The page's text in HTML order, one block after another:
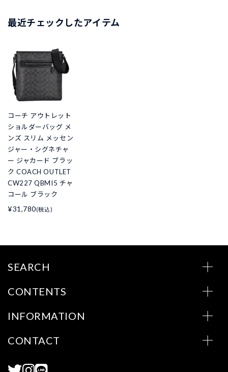
最近チェックしたアイテム
コーチ アウトレット
ショルダーバッグ メ
ンズ スリム メッセン
ジャー・シグネチャ
ー ジャカード ブラッ
ク COACH OUTLET
CW227 QBMI5 チャ
コール ブラック
¥31,780(税込)
SEARCH
CONTENTS
INFORMATION
CONTACT